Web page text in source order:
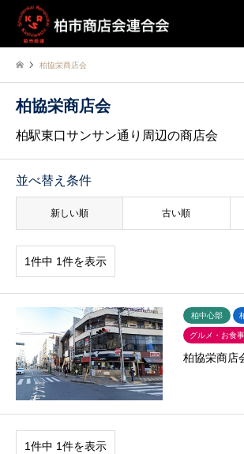
柏協栄商店会
柏協栄商店会
柏駅東口サンサン通り周辺の商店会
並べ替え条件
新しい順 古い順
1件中 1件を表示
柏中心部
グルメ・お食
柏協栄商店
1件中 1件を表示